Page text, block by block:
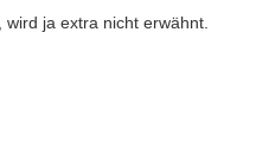
ja extra nicht erwähnt.